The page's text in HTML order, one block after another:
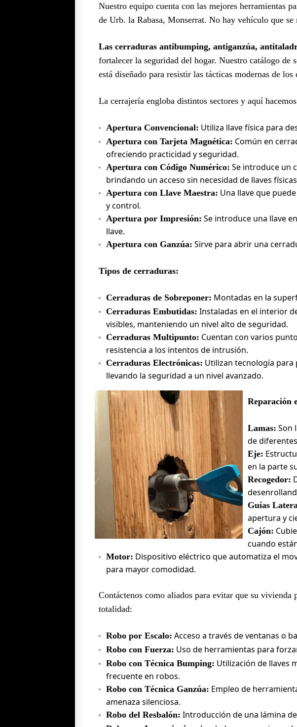
Nuestro equipo cuenta con las mejores herramientas
de Urb. la Rabasa, Monserrat. No hay vehículo que se
Las cerraduras antibumping, antiganzúa,
fortalecer la seguridad del hogar. Nuestro catálogo de
está diseñado para resistir las tácticas modernas de los
La cerrajería engloba distintos sectores y aquí
Apertura Convencional: Utiliza llave física para
Apertura con Tarjeta Magnética: Común en
ofreciendo practicidad y seguridad.
Apertura con Código Numérico: Se introduce un
brindando un acceso sin necesidad de llaves
Apertura con Llave Maestra: Una llave que
y control.
Apertura por Impresión: Se introduce una llave
llave.
Apertura con Ganzúa: Sirve para abrir una
Tipos de cerraduras:
Cerraduras de Sobreponer: Montadas en la
Cerraduras Embutidas: Instaladas en el interior
visibles, manteniendo un nivel alto de seguridad.
Cerraduras Multipunto: Cuentan con varios
resistencia a los intentos de intrusión.
Cerraduras Electrónicas: Utilizan tecnología para
llevando la seguridad a un nivel avanzado.
Reparación
Lamas: Son
de
Eje:
en la parte
Recogedor:
Guías
apertura y
Cajón:
cuando
Motor: Dispositivo eléctrico que automatiza el
para mayor comodidad.
Contáctenos como aliados para evitar que su vivienda
totalidad:
Robo por Escalo: Acceso a través de ventanas o
Robo con Fuerza: Uso de herramientas para
Robo con Técnica Bumping: Utilización de llaves
frecuente en robos.
Robo con Técnica Ganzúa: Empleo de
amenaza silenciosa.
Robo del Resbalón: Introducción de una lámina